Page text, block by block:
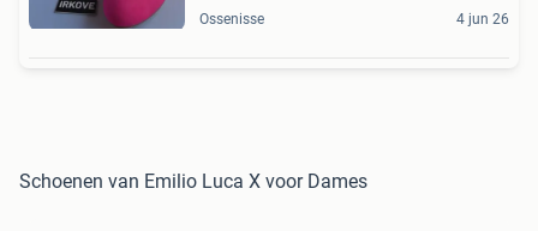
Ossenisse 4 jun 26
Schoenen van Emilio Luca X voor Dames